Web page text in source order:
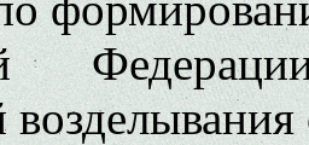
возделывания